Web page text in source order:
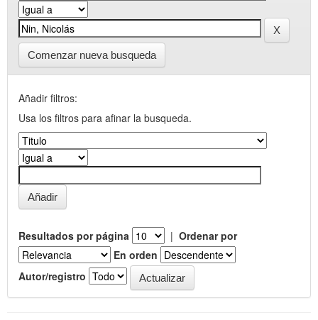
Comenzar nueva busqueda
Añadir filtros:
Usa los filtros para afinar la busqueda.
Resultados por página | Ordenar por
En orden
Autor/registro